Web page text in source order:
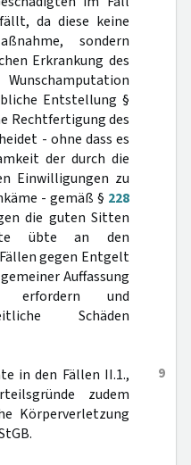
da diese keine
sondern
Erkrankung des
Entstellung §
Rechtfertigung des
- ohne dass es
der durch die
Einwilligungen zu
- gemäß § 228
die guten Sitten
übte an den
gegen Entgelt
Auffassung
erfordern und
Schäden
9
in den Fällen II.1.,
zudem
Körperverletzung